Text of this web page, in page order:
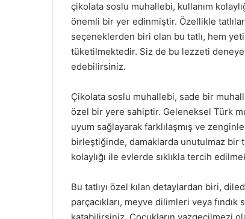
çikolata soslu muhallebi, kullanım
önemli bir yer edinmiştir. Özellikle
seçeneklerden biri olan bu tatlı, hem
tüketilmektedir. Siz de bu lezzeti
edebilirsiniz.
Çikolata soslu muhallebi, sade bir
özel bir yere sahiptir. Geleneksel Türk
uyum sağlayarak farklılaşmış ve
birleştiğinde, damaklarda unutulmaz bir
kolaylığı ile evlerde sıklıkla tercih
Bu tatlıyı özel kılan detaylardan biri,
parçacıkları, meyve dilimleri veya